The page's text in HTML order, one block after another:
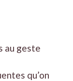
au geste
qu’on